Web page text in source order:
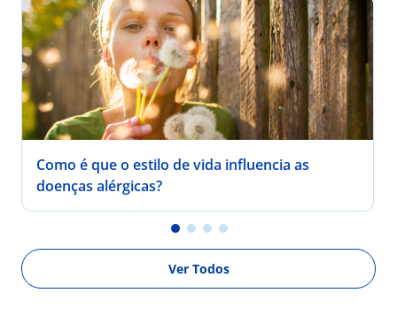
Como é que o estilo de vida influencia as
doenças alérgicas?
Ver Todos